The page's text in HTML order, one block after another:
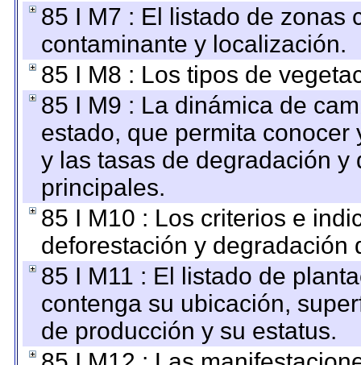
85 I M7 : El listado de zonas
contaminante y localización.
85 I M8 : Los tipos de
85 I M9 : La dinámica de
estado, que permita
y las tasas de degradación
principales.
85 I M10 : Los criterios e
deforestación y degradación
85 I M11 : El listado de
contenga su ubicación,
de producción y su estatus.